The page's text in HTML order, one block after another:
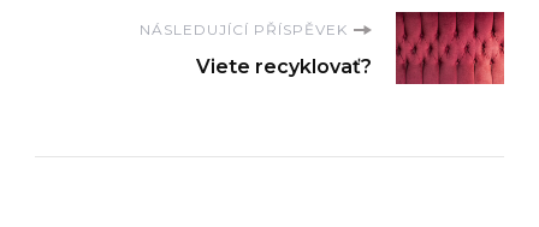
NÁSLEDUJÍCÍ PŘÍSPĚVEK
Viete recyklovať?